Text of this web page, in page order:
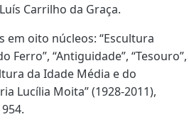
Carrilho da Graça.
em oito núcleos: “Escultura
Ferro”, “Antiguidade”, “Tesouro”,
da Idade Média e do
Lucília Moita” (1928-2011),